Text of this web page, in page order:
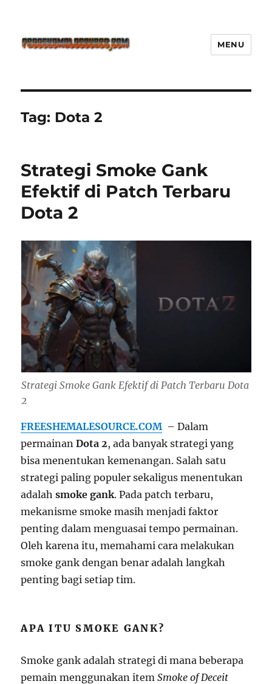
Defense Main Game Ini Pasti
Ketagihan!
MENU
Tag: Dota 2
Strategi Smoke Gank
Efektif di Patch Terbaru
Dota 2
Strategi Smoke Gank Efektif di Patch Terbaru Dota
2
FREESHEMALESOURCE.COM – Dalam
permainanDota 2, ada banyak strategi yang
bisa menentukan kemenangan. Salah satu
strategi paling populer sekaligus menentukan
adalahsmoke gank. Pada patch terbaru,
mekanisme smoke masih menjadi faktor
penting dalam menguasai tempo permainan.
Oleh karena itu, memahami cara melakukan
smoke gank dengan benar adalah langkah
penting bagi setiap tim.
APA ITU SMOKE GANK?
Smoke gank adalah strategi di mana beberapa
pemain menggunakan itemSmoke of Deceit